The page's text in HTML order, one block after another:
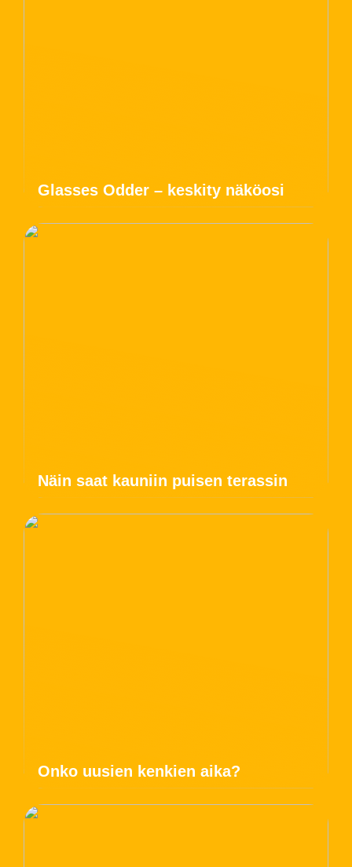
Glasses Odder – keskity näköosi
Näin saat kauniin puisen terassin
Onko uusien kenkien aika?